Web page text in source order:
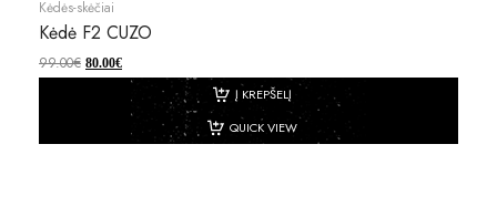
Kėdės-skėčiai
Kėdė F2 CUZO
99.00€ 80.00€
Į KREPŠELĮ
QUICK VIEW